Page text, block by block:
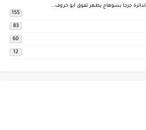
جرجا بسوهاج يظهر تفوق أبو خروف...
155
83
60
12